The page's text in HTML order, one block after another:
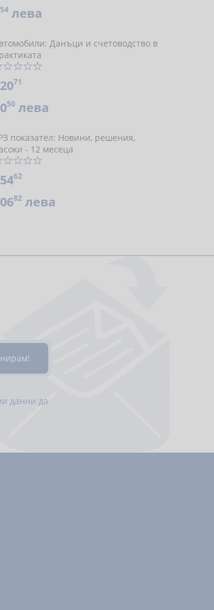
54лева
Данъци и счетоводство в
71
50лева
показател: Новини, решения,
- 12 месеца
62
82лева
данни да